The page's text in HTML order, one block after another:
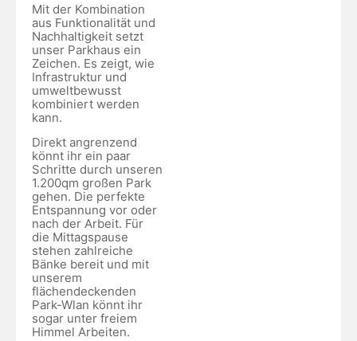
Mit der Kombination
aus Funktionalität und
Nachhaltigkeit setzt
unser Parkhaus ein
Zeichen. Es zeigt, wie
Infrastruktur und
umweltbewusst
kombiniert werden
kann.
Direkt angrenzend
könnt ihr ein paar
Schritte durch unseren
1.200qm großen Park
gehen. Die perfekte
Entspannung vor oder
nach der Arbeit. Für
die Mittagspause
stehen zahlreiche
Bänke bereit und mit
unserem
flächendeckenden
Park-Wlan könnt ihr
sogar unter freiem
Himmel Arbeiten.